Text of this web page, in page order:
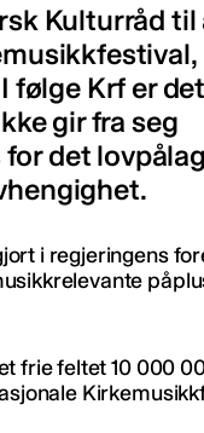
Kulturråd til
følge Krf er
gir fra seg
det
i regjeringens
frie feltet 10 000